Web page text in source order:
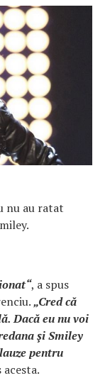
nu au ratat
, a spus
„Cred că
Dacă eu nu voi
şi Smiley
pentru
acesta.